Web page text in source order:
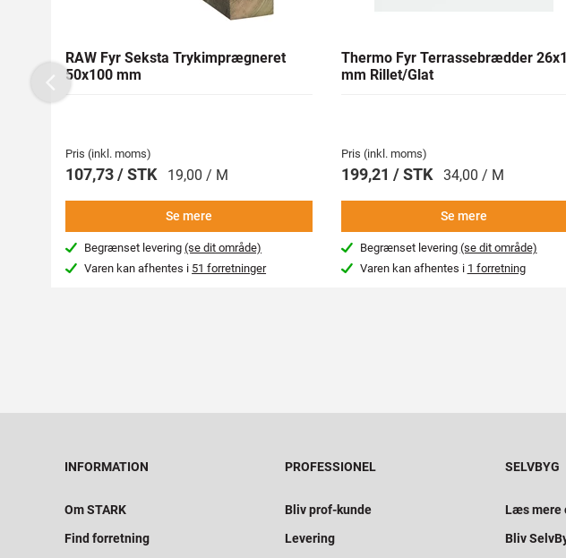
RAW Fyr Seksta Trykimprægneret
50x100 mm
Pris (inkl. moms)
107,73 / STK 19,00 / M
Se mere
Begrænset levering(se dit område)
Varen kan afhentes i 51 forretninger
Thermo Fyr Terrassebrædder
mm Rillet/Glat
Pris (inkl. moms)
199,21 / STK 34,00 / M
Se mere
Begrænset levering (se dit område)
Varen kan afhentes i 1 forretning
Previous
INFORMATION
Om STARK
Find forretning
PROFESSIONEL
Bliv prof-kunde
Levering
SELVBYG
Læs mere
Bliv